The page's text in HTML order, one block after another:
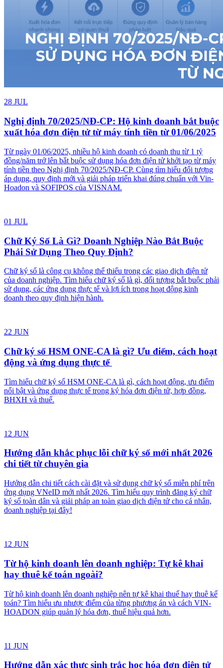
khắc phục triệt để
Chấm công sai lệch ảnh hưởng trực tiếp đến bảng lương và hiệu quả
quản lý nhân sự. Tìm hiểu 5 nguyên nhân phổ biến và giải pháp
khắc phục hiệu quả cho doanh nghiệp.
Chuyển đổi số 0 đồng cùng VISNAM – Nhận bộ ưu
Chuyển đổi số 0 đồng cùng VISNAM với bộ ưu đãi 7 sản phẩm
ngay để nhận ưu đãi.